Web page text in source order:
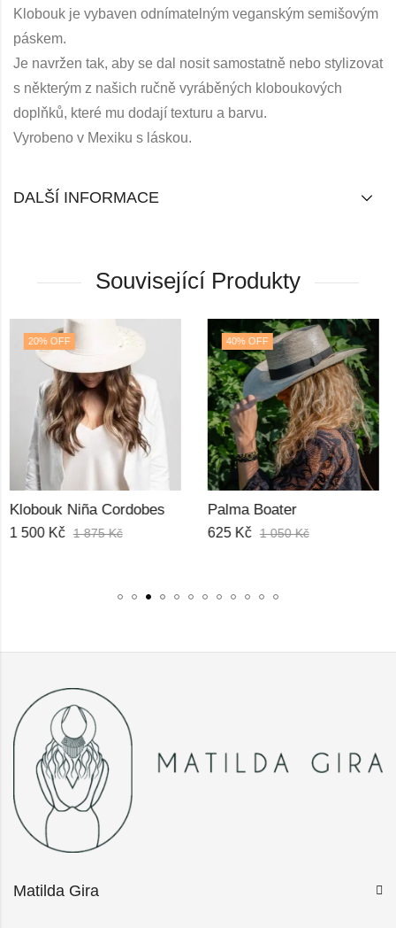
Klobouk je vybaven odnímatelným veganským semišovým
páskem.
Je navržen tak, aby se dal nosit samostatně nebo stylizovat
s některým z našich ručně vyráběných kloboukových
doplňků, které mu dodají texturu a barvu.
Vyrobeno v Mexiku s láskou.
DALŠÍ INFORMACE
Související Produkty
40% OFF
Palma Boater
625Kč 1 050Kč
30% OFF
NENÍ SKLADEM
1 125Kč 1 600
Matilda Gira